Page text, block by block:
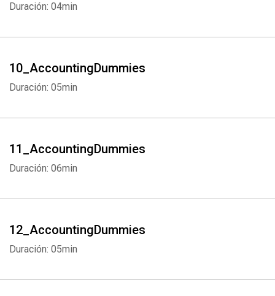
Duración: 04min
10_AccountingDummies
Duración: 05min
11_AccountingDummies
Duración: 06min
12_AccountingDummies
Duración: 05min